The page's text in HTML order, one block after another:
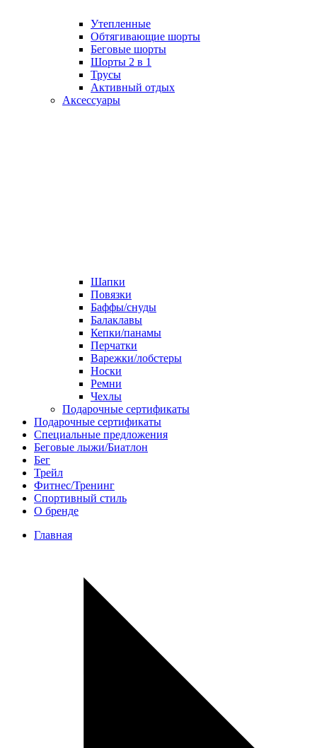
Утепленные
Обтягивающие шорты
Беговые шорты
Шорты 2 в 1
Трусы
Активный отдых
Аксессуары
Шапки
Повязки
Баффы/снуды
Балаклавы
Кепки/панамы
Перчатки
Варежки/лобстеры
Носки
Ремни
Чехлы
Подарочные сертификаты
Подарочные сертификаты
Специальные предложения
Беговые лыжи/Биатлон
Бег
Трейл
Фитнес/Тренинг
Спортивный стиль
О бренде
Главная